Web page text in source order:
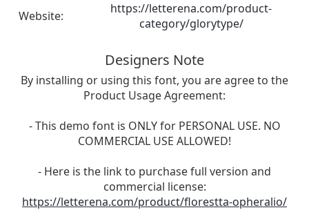
Website:
https://letterena.com/product-
category/glorytype/
Designers Note
By installing or using this font, you are agree to the
Product Usage Agreement:
- This demo font is ONLY for PERSONAL USE. NO
COMMERCIAL USE ALLOWED!
- Here is the link to purchase full version and
commercial license:
https://letterena.com/product/florestta-opheralio/